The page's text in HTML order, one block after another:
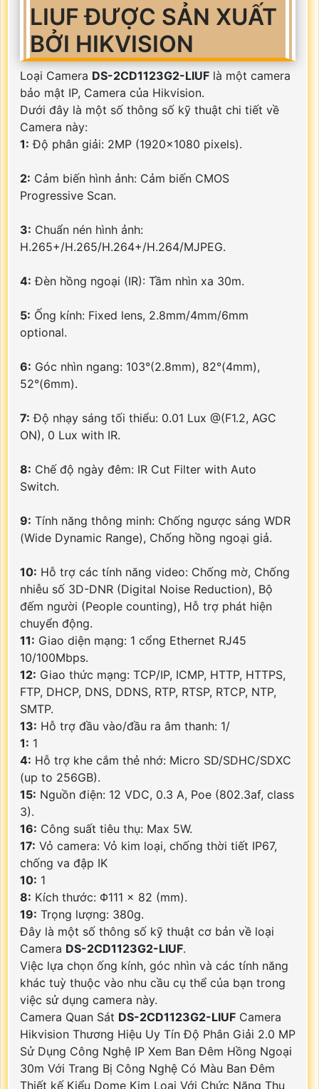
LIUF ĐƯỢC SẢN XUẤT
BỞI HIKVISION
Loại Camera DS-2CD1123G2-LIUF là một camera
bảo mật IP, Camera của Hikvision.
Dưới đây là một số thông số kỹ thuật chi tiết về
Camera này:
1: Độ phân giải: 2MP (1920x1080 pixels).
2: Cảm biến hình ảnh: Cảm biến CMOS
Progressive Scan.
3: Chuẩn nén hình ảnh:
H.265+/H.265/H.264+/H.264/MJPEG.
4: Đèn hồng ngoại (IR): Tầm nhìn xa 30m.
5: Ống kính: Fixed lens, 2.8mm/4mm/6mm
optional.
6: Góc nhìn ngang: 103°(2.8mm), 82°(4mm),
52°(6mm).
7: Độ nhạy sáng tối thiểu: 0.01 Lux @(F1.2, AGC
ON), 0 Lux with IR.
8: Chế độ ngày đêm: IR Cut Filter with Auto
Switch.
9: Tính năng thông minh: Chống ngược sáng WDR
(Wide Dynamic Range), Chống hồng ngoại giả.
10: Hỗ trợ các tính năng video: Chống mờ, Chống
nhiễu số 3D-DNR (Digital Noise Reduction), Bộ
đếm người (People counting), Hỗ trợ phát hiện
chuyển động.
11: Giao diện mạng: 1 cổng Ethernet RJ45
10/100Mbps.
12: Giao thức mạng: TCP/IP, ICMP, HTTP, HTTPS,
FTP, DHCP, DNS, DDNS, RTP, RTSP, RTCP, NTP,
SMTP.
13: Hỗ trợ đầu vào/đầu ra âm thanh: 1/
1: 1
4: Hỗ trợ khe cắm thẻ nhớ: Micro SD/SDHC/SDXC
(up to 256GB).
15: Nguồn điện: 12 VDC, 0.3 A, Poe (802.3af, class
3).
16: Công suất tiêu thụ: Max 5W.
17: Vỏ camera: Vỏ kim loại, chống thời tiết IP67,
chống va đập IK
10: 1
8: Kích thước: Φ111 × 82 (mm).
19: Trọng lượng: 380g.
Đây là một số thông số kỹ thuật cơ bản về loại
Camera DS-2CD1123G2-LIUF.
Việc lựa chọn ống kính, góc nhìn và các tính năng
khác tuỳ thuộc vào nhu cầu cụ thể của bạn trong
việc sử dụng camera này.
Camera Quan Sát DS-2CD1123G2-LIUF Camera
Hikvision Thương Hiệu Uy Tín Độ Phân Giải 2.0 MP
Sử Dụng Công Nghệ IP Xem Ban Đêm Hồng Ngoại
30m Với Trang Bị Công Nghệ Có Màu Ban Đêm
Thiết kế Kiểu Dome Kim Loại Với Chức Năng Thu